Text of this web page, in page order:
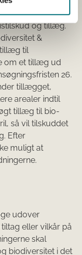
og tillæg.
&
til
om et tillæg ud
26.
tillægget,
arealer indtil
tillæg til bio-
så vil tilskuddet
Efter
muligt at
udover
eller vilkår på
skal
biodiversitet i det